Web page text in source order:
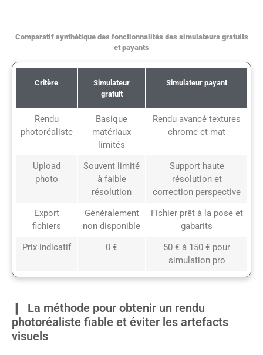
Comparatif synthétique des fonctionnalités des simulateurs gratuits
et payants
Critère
Simulateur
gratuit
Simulateur payant
Rendu
photoréaliste
Basique
matériaux
limités
Rendu avancé textures
chrome et mat
Upload
photo
Souvent limité
à faible
résolution
Support haute
résolution et
correction perspective
Export
fichiers
Généralement
non disponible
Fichier prêt à la pose et
gabarits
Prix indicatif
0 €
50 € à 150 € pour
simulation pro
La méthode pour obtenir un rendu
photoréaliste fiable et éviter les artefacts
visuels